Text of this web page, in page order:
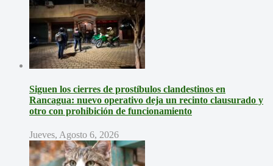
Siguen los cierres de prostíbulos clandestinos en
Rancagua: nuevo operativo deja un recinto clausurado y
otro con prohibición de funcionamiento
Jueves, Agosto 6, 2026